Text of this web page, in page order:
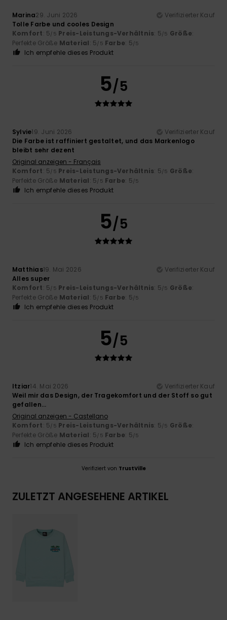
Marina29. Juni 2026
Verifizierter Kauf
Tolle Farbe und cooles Design
Komfort: 5/5 Preis-Leistungs-Verhältnis: 5/5 Größe:
Perfekte Größe Material: 5/5 Farbe: 5/5
Ich empfehle dieses Produkt
5/5
Sylvie19. Juni 2026
Verifizierter Kauf
Die Farbe ist raffiniert gestaltet, und das Markenlogo
bleibt sehr dezent
Original anzeigen - Français
Komfort: 5/5 Preis-Leistungs-Verhältnis: 5/5 Größe:
Perfekte Größe Material: 5/5 Farbe: 5/5
Ich empfehle dieses Produkt
5/5
Matthias19. Mai 2026
Verifizierter Kauf
Alles super
Komfort: 5/5 Preis-Leistungs-Verhältnis: 5/5 Größe:
Perfekte Größe Material: 5/5 Farbe: 5/5
Ich empfehle dieses Produkt
5/5
Itziar14. Mai 2026
Verifizierter Kauf
Weil mir das Design, der Tragekomfort und der Stoff so gut
gefallen…
Original anzeigen - Castellano
Komfort: 5/5 Preis-Leistungs-Verhältnis: 5/5 Größe:
Perfekte Größe Material: 5/5 Farbe: 5/5
Ich empfehle dieses Produkt
Verifiziert von TrustVille
ZULETZT ANGESEHENE ARTIKEL